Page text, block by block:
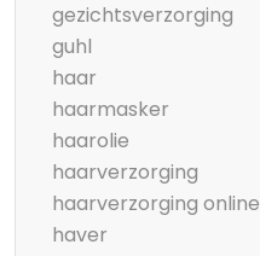
gezichtsverzorging
guhl
haar
haarmasker
haarolie
haarverzorging
haarverzorging online
haver